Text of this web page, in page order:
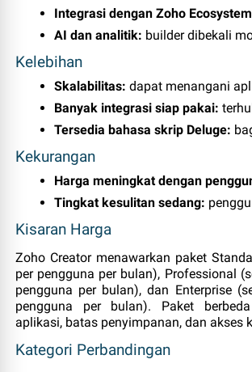
Integrasi dengan Zoho
AI dan analitik: builder dibekali
Kelebihan
Skalabilitas: dapat menangani
Banyak integrasi siap pakai:
Tersedia bahasa skrip Deluge:
Kekurangan
Harga meningkat dengan
Tingkat kesulitan sedang:
Kisaran Harga
Zoho Creator menawarkan paket
per pengguna per bulan), Professional
pengguna per bulan), dan Enterprise
pengguna per bulan). Paket
aplikasi, batas penyimpanan, dan akses
Kategori Perbandingan